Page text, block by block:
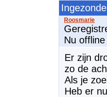
Nu offline
Er zijn
zo de
Als je
Heb er